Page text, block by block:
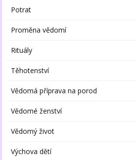
Potrat
Proměna vědomí
Rituály
Těhotenství
Vědomá příprava na porod
Vědomé ženství
Vědomý život
Výchova dětí